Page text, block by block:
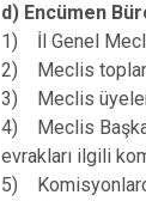
d) Encümen
1) İl Genel
2) Meclis
3) Meclis
4) Meclis
evrakları ilgili
5)